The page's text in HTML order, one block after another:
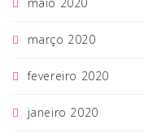
março 2020
fevereiro 2020
janeiro 2020